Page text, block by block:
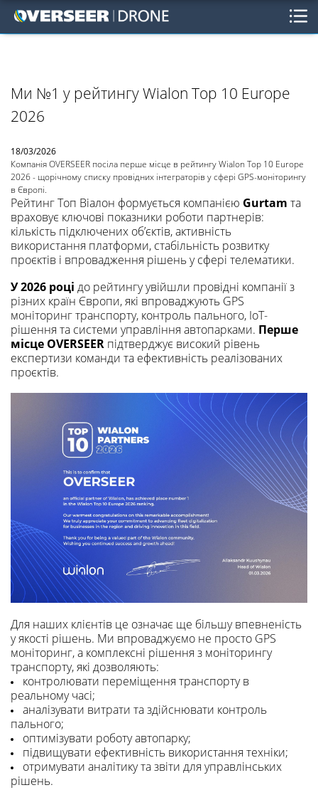
Ми №1 у рейтингу Wialon Top 10 Europe
2026
18/03/2026
Компанія OVERSEER посіла перше місце в рейтингу Wialon Top 10 Europe
2026 - щорічному списку провідних інтеграторів у сфері GPS-моніторингу
в Європі.
Рейтинг Топ Віалон формується компанією Gurtam та
враховує ключові показники роботи партнерів:
кількість підключених об’єктів, активність
використання платформи, стабільність розвитку
проєктів і впровадження рішень у сфері телематики.
У 2026 році до рейтингу увійшли провідні компанії з
різних країн Європи, які впроваджують GPS
моніторинг транспорту, контроль пального, IoT-
рішення та системи управління автопарками. Перше
місце OVERSEER підтверджує високий рівень
експертизи команди та ефективність реалізованих
проєктів.
Для наших клієнтів це означає ще більшу впевненість
у якості рішень. Ми впроваджуємо не просто GPS
моніторинг, а комплексні рішення з моніторингу
транспорту, які дозволяють:
контролювати переміщення транспорту в
реальному часі;
аналізувати витрати та здійснювати контроль
пального;
оптимізувати роботу автопарку;
підвищувати ефективність використання техніки;
отримувати аналітику та звіти для управлінських
рішень.